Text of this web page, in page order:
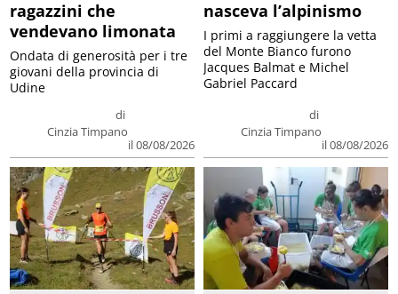
ragazzini che
vendevano limonata
di
Cinzia Timpano
il 08/08/2026
Ondata di generosità per i tre
giovani della provincia di
Udine
nasceva l’alpinismo
di
Cinzia Timpano
il 08/08/2026
I primi a raggiungere la vetta
del Monte Bianco furono
Jacques Balmat e Michel
Gabriel Paccard